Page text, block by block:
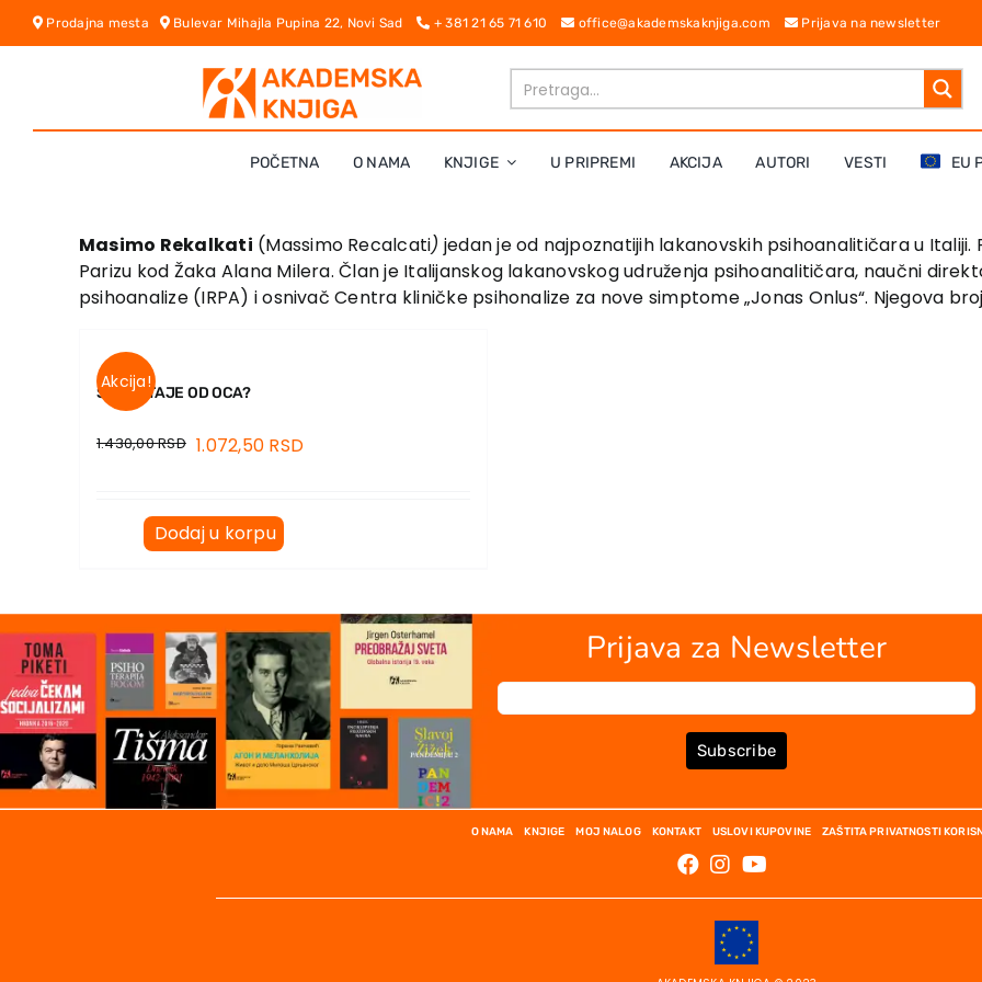
Skip
Prodajna mesta Bulevar Mihajla Pupina 22, Novi Sad + 381 21 65 71 610 office@akademskaknjiga.com Prijava na newsletter
POČETNA O NAMA KNJIGE U PRIPREMI AKCIJA AUTORI VESTI EU
Masimo Rekalkati (Massimo Recalcati) jedan je od najpoznatijih lakanovskih psihoanalitičara u Italiji.
Parizu kod Žaka Alana Milera. Član je Italijanskog lakanovskog udruženja psihoanalitičara, naučni
psihoanalize (IRPA) i osnivač Centra kliničke psihonalize za nove simptome „Jonas Onlus“. Njegova
Akcija!
ŠTA OSTAJE OD OCA?
1.430,00RSD 1.072,50 RSD
Dodaj u korpu
Prijava za Newsletter
Subscribe
O NAMA KNJIGE MOJ NALOG KONTAKT USLOVI KUPOVINE ZAŠTITA PRIVATNOSTI